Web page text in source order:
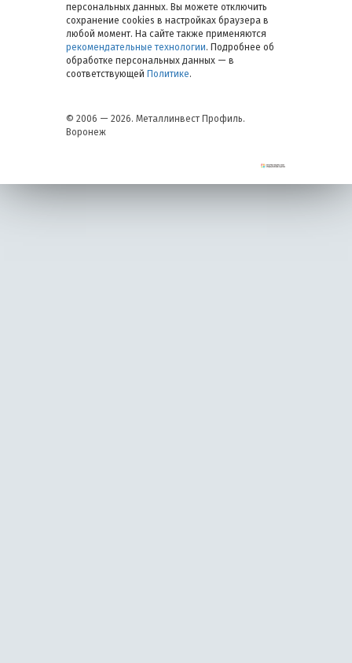
персональных данных. Вы можете отключить
сохранение cookies в настройках браузера в
любой момент. На сайте также применяются
рекомендательные технологии. Подробнее об
обработке персональных данных — в
соответствующей Политике.
© 2006 — 2026. Металлинвест Профиль.
Воронеж